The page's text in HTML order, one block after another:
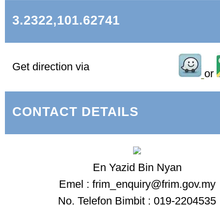
3.2322,101.62741
Get direction via
or
CONTACT DETAILS
En Yazid Bin Nyan
Emel : frim_enquiry@frim.gov.my
No. Telefon Bimbit : 019-2204535